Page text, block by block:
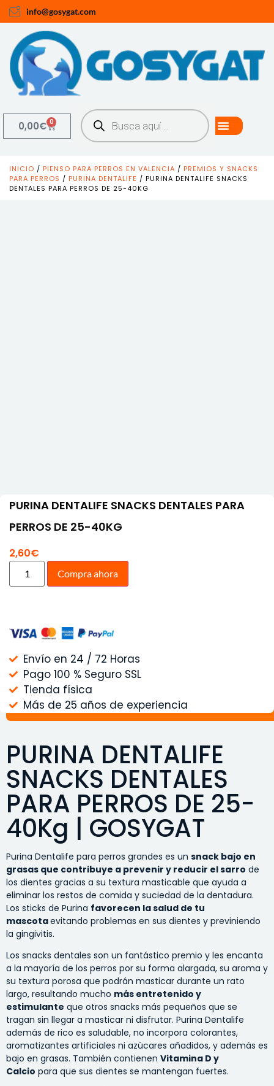
info@gosygat.com
0,00€ 0
INICIO / PIENSO PARA PERROS EN VALENCIA / PREMIOS Y SNACKS
PARA PERROS / PURINA DENTALIFE / PURINA DENTALIFE SNACKS
DENTALES PARA PERROS DE 25-40KG
PURINA DENTALIFE SNACKS DENTALES PARA
PERROS DE 25-40KG
2,60€
Compra ahora
Envío en 24 / 72 Horas
Pago 100 % Seguro SSL
Tienda física
Más de 25 años de experiencia
PURINA DENTALIFE
SNACKS DENTALES
PARA PERROS DE 25-
40Kg | GOSYGAT
Purina Dentalife para perros grandes es un snack bajo en
grasas que contribuye a prevenir y reducir el sarro de
los dientes gracias a su textura masticable que ayuda a
eliminar los restos de comida y suciedad de la dentadura.
Los sticks de Purina favorecen la salud de tu
mascotaevitando problemas en sus dientes y previniendo
la gingivitis.
Los snacks dentales son un fantástico premio y les encanta
a la mayoría de los perros por su forma alargada, su aroma y
su textura porosa que podrán masticar durante un rato
largo, resultando mucho más entretenido y
estimulante que otros snacks más pequeños que se
tragan sin llegar a masticar ni disfrutar. Purina Dentalife
además de rico es saludable, no incorpora colorantes,
aromatizantes artificiales ni azúcares añadidos, y además es
bajo en grasas. También contienen Vitamina D y
Calcio para que sus dientes se mantengan fuertes.